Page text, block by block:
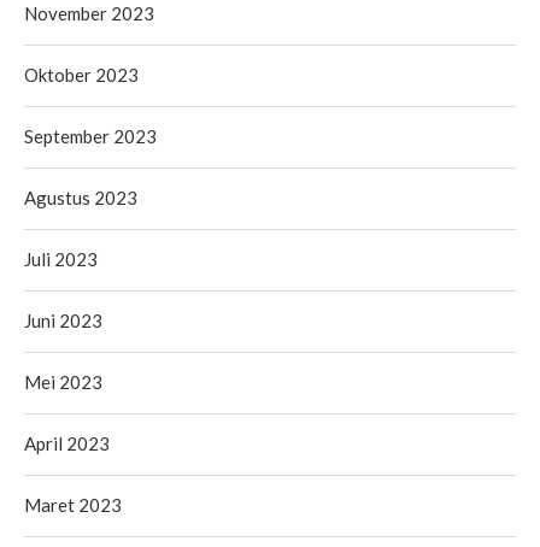
November 2023
Oktober 2023
September 2023
Agustus 2023
Juli 2023
Juni 2023
Mei 2023
April 2023
Maret 2023